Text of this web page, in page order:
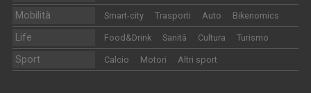
Mobilità Smart-city Trasporti Auto Bikenomics
Life Food&Drink Sanità Cultura Turismo
Sport Calcio Motori Altri sport